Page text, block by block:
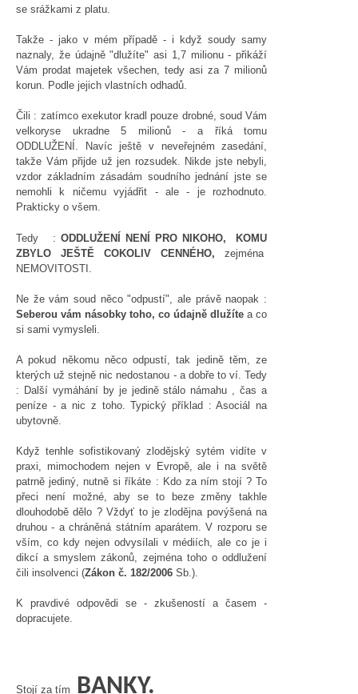
se srážkami z platu.
Takže - jako v mém případě - i když soudy samy
naznaly, že údajně "dlužíte" asi 1,7 milionu - přikáží
Vám prodat majetek všechen, tedy asi za 7 milionů
korun. Podle jejich vlastních odhadů.
Čili : zatímco exekutor kradl pouze drobné, soud Vám
velkoryse ukradne 5 milionů - a říká tomu
ODDLUŽENÍ. Navíc ještě v neveřejném zasedání,
takže Vám přijde už jen rozsudek. Nikde jste nebyli,
vzdor základním zásadám soudního jednání jste se
nemohli k ničemu vyjádřit - ale - je rozhodnuto.
Prakticky o všem.
Tedy :ODDLUŽENÍ NENÍ PRO NIKOHO, KOMU
ZBYLO JEŠTĚ COKOLIV CENNÉHO, zejména
NEMOVITOSTI.
Ne že vám soud něco "odpustí", ale právě naopak :
Seberou vám násobky toho, co údajně dlužíte a co
si sami vymysleli.
A pokud někomu něco odpustí, tak jedině těm, ze
kterých už stejně nic nedostanou - a dobře to ví. Tedy
: Další vymáhání by je jedině stálo námahu , čas a
peníze - a nic z toho. Typický příklad : Asociál na
ubytovně.
Když tenhle sofistikovaný zlodějský sytém vidíte v
praxi, mimochodem nejen v Evropě, ale i na světě
patrně jediný, nutně si říkáte : Kdo za ním stojí ? To
přeci není možné, aby se to beze změny takhle
dlouhodobě dělo ? Vždyť to je zlodějna povýšená na
druhou - a chráněná státním aparátem. V rozporu se
vším, co kdy nejen odvysílali v médiích, ale co je i
dikcí a smyslem zákonů, zejména toho o oddlužení
čili insolvenci (Zákon č. 182/2006 Sb.).
K pravdivé odpovědi se - zkušeností a časem -
dopracujete.
Stojí za tím BANKY.